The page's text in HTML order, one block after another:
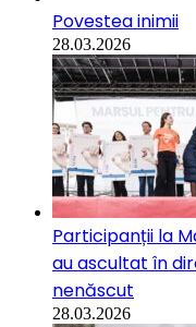
Povestea inimii
28.03.2026
Participanții la
au ascultat în
nenăscut
28.03.2026